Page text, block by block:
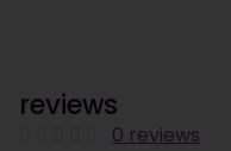
reviews
0 reviews